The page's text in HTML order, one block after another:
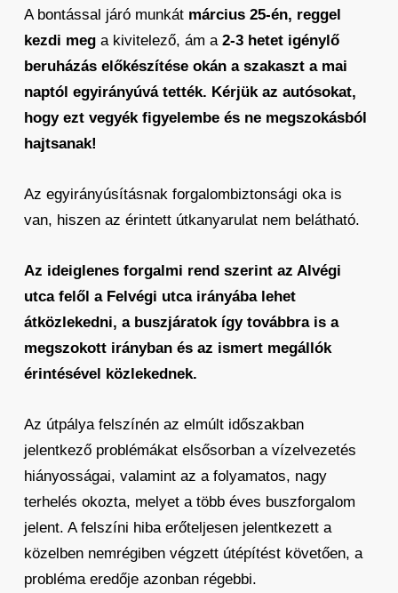
A bontással járó munkát március 25-én, reggel
kezdi mega kivitelező, ám a 2-3 hetet igénylő
beruházás előkészítése okán a szakaszt a mai
naptól egyirányúvá tették. Kérjük az autósokat,
hogy ezt vegyék figyelembe és ne megszokásból
hajtsanak!
Az egyirányúsításnak forgalombiztonsági oka is
van, hiszen az érintett útkanyarulat nem belátható.
Az ideiglenes forgalmi rend szerint az Alvégi
utca felől a Felvégi utca irányába lehet
átközlekedni, a buszjáratok így továbbra is a
megszokott irányban és az ismert megállók
érintésével közlekednek.
Az útpálya felszínén az elmúlt időszakban
jelentkező problémákat elsősorban a vízelvezetés
hiányosságai, valamint az a folyamatos, nagy
terhelés okozta, melyet a több éves buszforgalom
jelent. A felszíni hiba erőteljesen jelentkezett a
közelben nemrégiben végzett útépítést követően, a
probléma eredője azonban régebbi.